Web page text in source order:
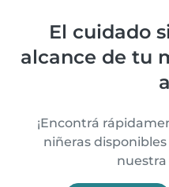
El cuidado
alcance de tu
¡Encontrá
niñeras
nuestra